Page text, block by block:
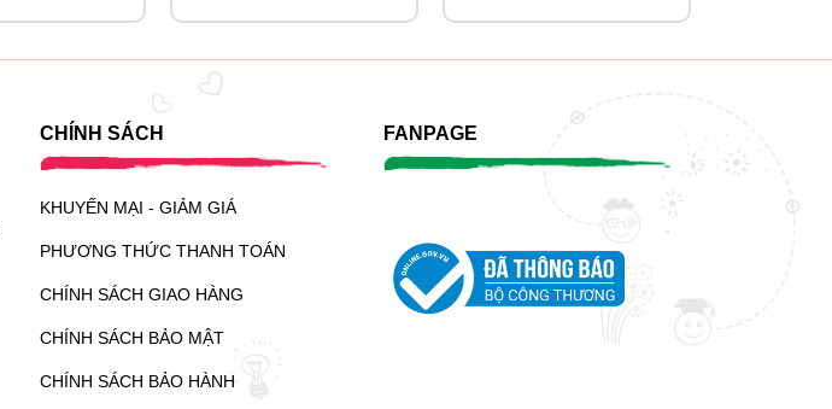
CHÍNH SÁCH
KHUYẾN MẠI - GIẢM GIÁ
PHƯƠNG THỨC THANH TOÁN
CHÍNH SÁCH GIAO HÀNG
CHÍNH SÁCH BẢO MẬT
CHÍNH SÁCH BẢO HÀNH
FANPAGE